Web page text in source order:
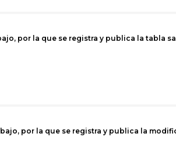
por la que se registra y publica la tabla
por la que se registra y publica la